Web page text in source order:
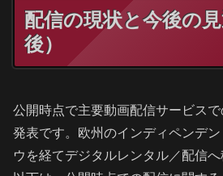
配信の現状と今後の
後）
公開時点で主要動画配信サービス
発表です。欧州のインディペンデ
ウを経てデジタルレンタル／配信へ